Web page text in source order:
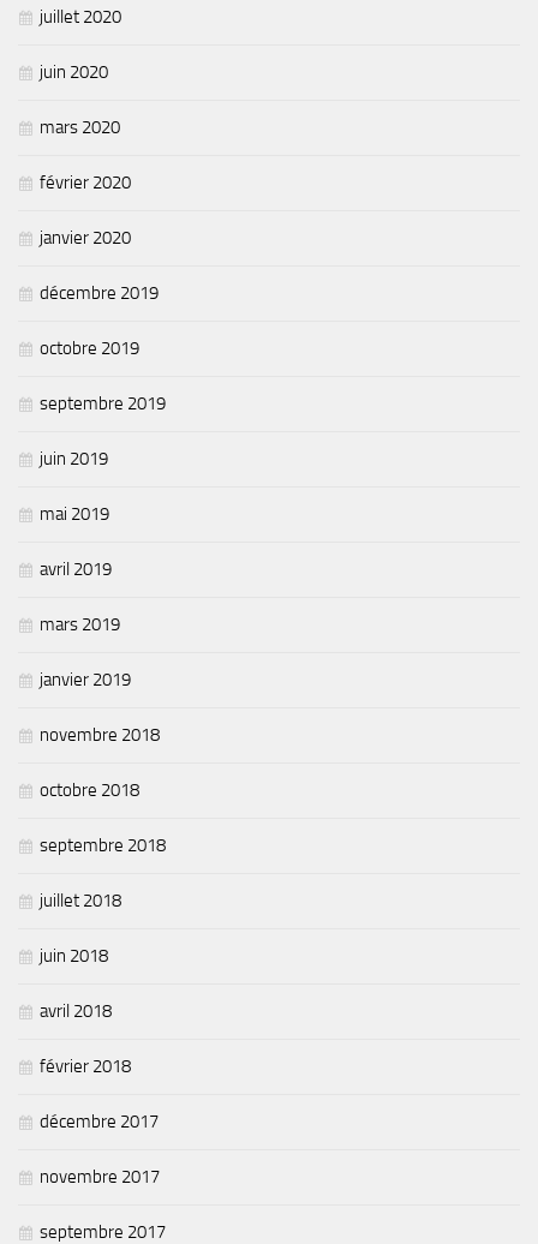
juillet 2020
juin 2020
mars 2020
février 2020
janvier 2020
décembre 2019
octobre 2019
septembre 2019
juin 2019
mai 2019
avril 2019
mars 2019
janvier 2019
novembre 2018
octobre 2018
septembre 2018
juillet 2018
juin 2018
avril 2018
février 2018
décembre 2017
novembre 2017
septembre 2017